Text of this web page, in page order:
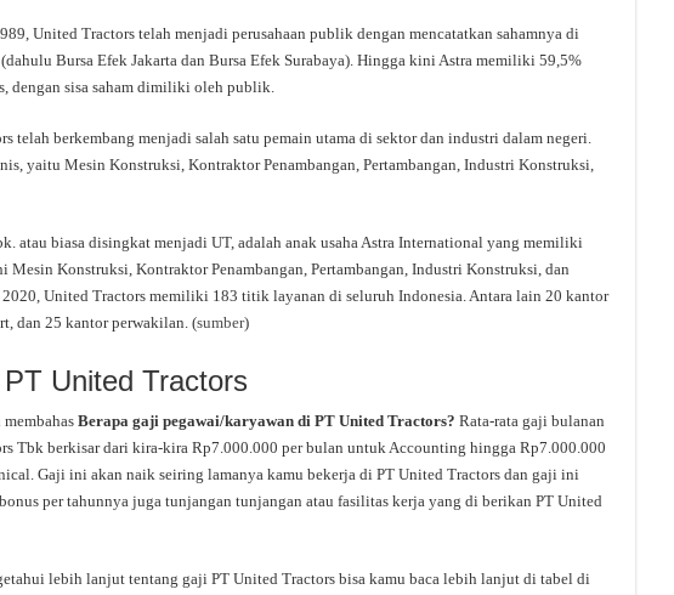
United Tractors telah menjadi perusahaan publik dengan mencatatkan sahamnya di
Bursa Efek Jakarta dan Bursa Efek Surabaya). Hingga kini Astra memiliki 59,5%
dengan sisa saham dimiliki oleh publik.
telah berkembang menjadi salah satu pemain utama di sektor dan industri dalam negeri.
yaitu Mesin Konstruksi, Kontraktor Penambangan, Pertambangan, Industri Konstruksi,
atau biasa disingkat menjadi UT, adalah anak usaha Astra International yang memiliki
Mesin Konstruksi, Kontraktor Penambangan, Pertambangan, Industri Konstruksi, dan
United Tractors memiliki 183 titik layanan di seluruh Indonesia. Antara lain 20 kantor
dan 25 kantor perwakilan. (sumber)
United Tractors
Berapa gaji pegawai/karyawan di PT United Tractors? Rata-rata gaji bulanan
Tbk berkisar dari kira-kira Rp7.000.000 per bulan untuk Accounting hingga Rp7.000.000
Gaji ini akan naik seiring lamanya kamu bekerja di PT United Tractors dan gaji ini
per tahunnya juga tunjangan tunjangan atau fasilitas kerja yang di berikan PT United
lebih lanjut tentang gaji PT United Tractors bisa kamu baca lebih lanjut di tabel di